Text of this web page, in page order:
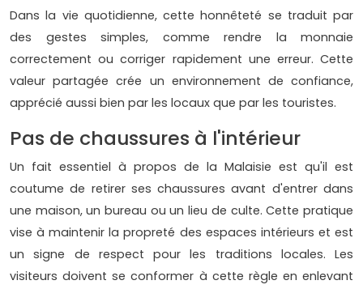
Dans la vie quotidienne, cette honnêteté se traduit par
des gestes simples, comme rendre la monnaie
correctement ou corriger rapidement une erreur. Cette
valeur partagée crée un environnement de confiance,
apprécié aussi bien par les locaux que par les touristes.
Pas de chaussures à l'intérieur
Un fait essentiel à propos de la Malaisie est qu'il est
coutume de retirer ses chaussures avant d'entrer dans
une maison, un bureau ou un lieu de culte. Cette pratique
vise à maintenir la propreté des espaces intérieurs et est
un signe de respect pour les traditions locales. Les
visiteurs doivent se conformer à cette règle en enlevant